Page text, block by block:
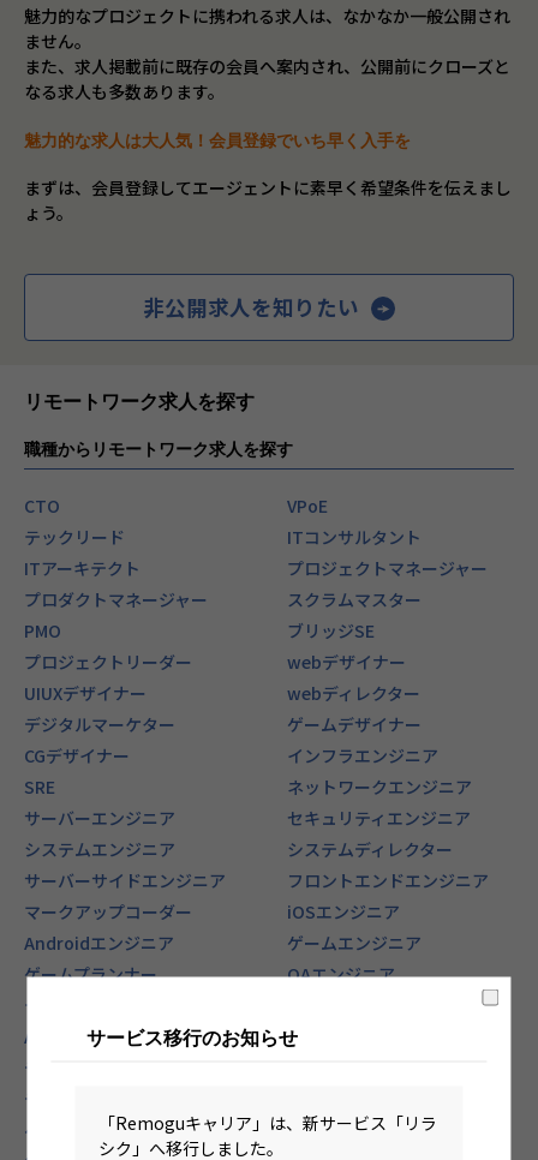
サービス移行のお知らせ
「Remoguキャリア」は、新サービス「リラ
シク」へ移行しました。
魅力的なプロジェクトに携われる求人は、なかなか一般公開され
ません。
また、求人掲載前に既存の会員へ案内され、公開前にクローズと
なる求人も多数あります。
魅力的な求人は大人気！会員登録でいち早く入手を
まずは、会員登録してエージェントに素早く希望条件を伝えまし
ょう。
非公開求人を知りたい
リモートワーク求人を探す
職種からリモートワーク求人を探す
CTO
VPoE
テックリード
ITコンサルタント
ITアーキテクト
プロジェクトマネージャー
プロダクトマネージャー
スクラムマスター
PMO
ブリッジSE
プロジェクトリーダー
webデザイナー
UIUXデザイナー
webディレクター
デジタルマーケター
ゲームデザイナー
CGデザイナー
インフラエンジニア
SRE
ネットワークエンジニア
サーバーエンジニア
セキュリティエンジニア
システムエンジニア
システムディレクター
サーバーサイドエンジニア
フロントエンドエンジニア
マークアップコーダー
iOSエンジニア
Androidエンジニア
ゲームエンジニア
ゲームプランナー
QAエンジニア
テストエンジニア
AIエンジニア（DL/機械学習）
データサイエンティスト
データアナリスト
データベースエンジニア
ヘルプデスク
テクニカルサポート